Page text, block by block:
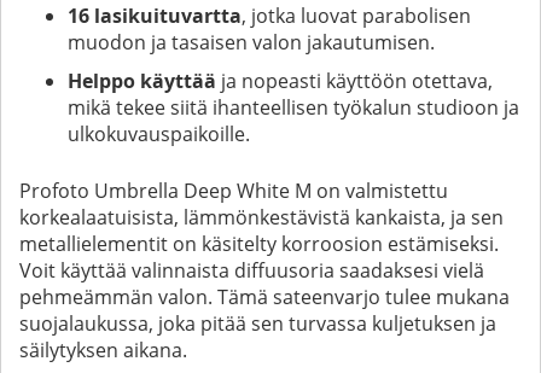
16 lasikuituvartta, jotka luovat parabolisen
muodon ja tasaisen valon jakautumisen.
Helppo käyttää ja nopeasti käyttöön otettava,
mikä tekee siitä ihanteellisen työkalun studioon ja
ulkokuvauspaikoille.
Profoto Umbrella Deep White M on valmistettu
korkealaatuisista, lämmönkestävistä kankaista, ja sen
metallielementit on käsitelty korroosion estämiseksi.
Voit käyttää valinnaista diffuusoria saadaksesi vielä
pehmeämmän valon. Tämä sateenvarjo tulee mukana
suojalaukussa, joka pitää sen turvassa kuljetuksen ja
säilytyksen aikana.